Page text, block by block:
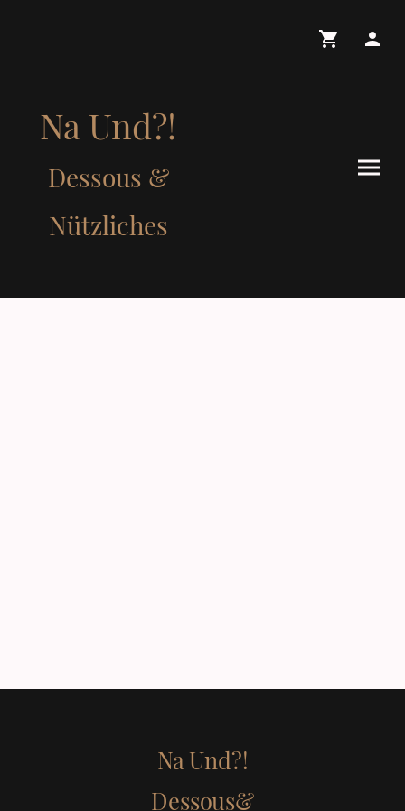
Na Und?!
Dessous &
Nützliches
Na Und?!
Dessous&